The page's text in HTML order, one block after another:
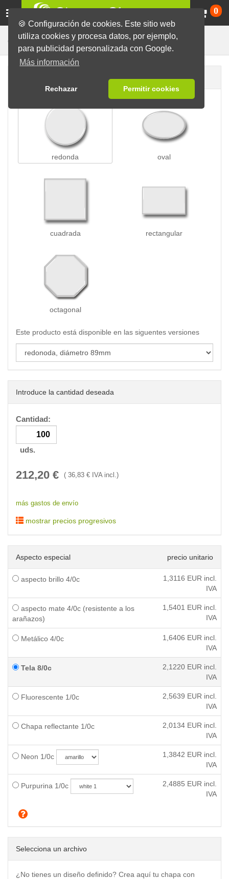
🍪 Configuración de cookies. Este sitio web
utiliza cookies y procesa datos, por ejemplo,
para publicidad personalizada con Google.
Más información
Rechazar Permitir cookies
0
Chapas Chapas con Imperdible
redonda oval
cuadrada rectangular
octagonal
Este producto está disponible en las siguentes versiones
Introduce la cantidad deseada
Cantidad:
uds.
212,20 € ( 36,83 € IVA incl.)
más gastos de envío
mostrar precios progresivos
Aspecto especial precio unitario
aspecto brillo 4/0c 1,3116 EUR incl.
IVA
aspecto mate 4/0c (resistente a los
arañazos)
1,5401 EUR incl.
IVA
Metálico 4/0c 1,6406 EUR incl.
IVA
Tela 8/0c 2,1220 EUR incl.
IVA
Fluorescente 1/0c 2,5639 EUR incl.
IVA
Chapa reflectante 1/0c 2,0134 EUR incl.
IVA
Neon 1/0c 1,3842 EUR incl.
IVA
Purpurina 1/0c 2,4885 EUR incl.
IVA
Selecciona un archivo
¿No tienes un diseño definido? Crea aquí tu chapa con